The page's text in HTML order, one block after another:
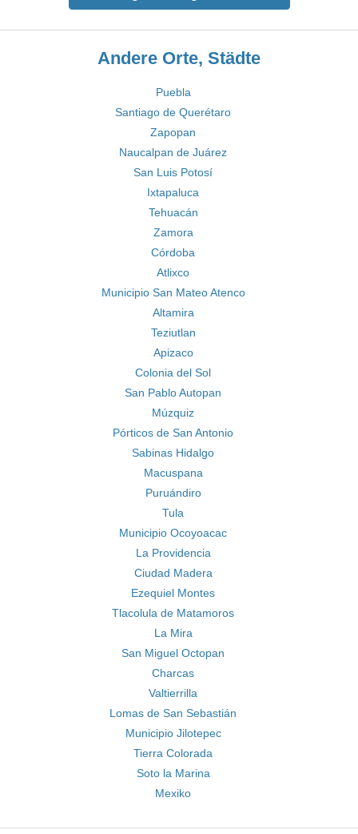
Andere Orte, Städte
Puebla
Santiago de Querétaro
Zapopan
Naucalpan de Juárez
San Luis Potosí
Ixtapaluca
Tehuacán
Zamora
Córdoba
Atlixco
Municipio San Mateo Atenco
Altamira
Teziutlan
Apizaco
Colonia del Sol
San Pablo Autopan
Múzquiz
Pórticos de San Antonio
Sabinas Hidalgo
Macuspana
Puruándiro
Tula
Municipio Ocoyoacac
La Providencia
Ciudad Madera
Ezequiel Montes
Tlacolula de Matamoros
La Mira
San Miguel Octopan
Charcas
Valtierrilla
Lomas de San Sebastián
Municipio Jilotepec
Tierra Colorada
Soto la Marina
Mexiko